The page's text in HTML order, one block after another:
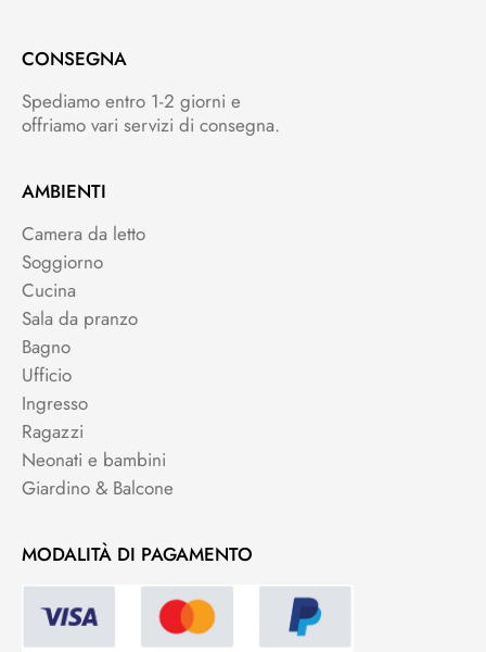
CONSEGNA
Spediamo entro 1-2 giorni e
offriamo vari servizi di consegna.
AMBIENTI
Camera da letto
Soggiorno
Cucina
Sala da pranzo
Bagno
Ufficio
Ingresso
Ragazzi
Neonati e bambini
Giardino & Balcone
MODALITÀ DI PAGAMENTO